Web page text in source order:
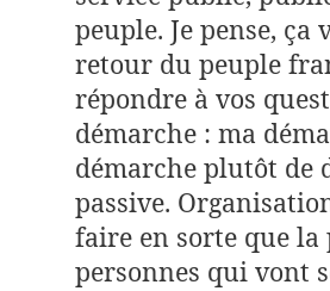
peuple. Je pense, ça
retour du peuple
répondre à vos
démarche : ma
démarche plutôt de
passive.
faire en sorte que la
personnes qui vont